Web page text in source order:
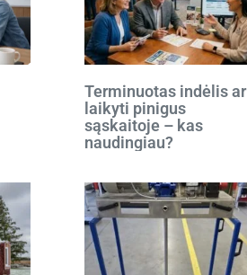
Terminuotas indėlis ar
laikyti pinigus
sąskaitoje – kas
naudingiau?